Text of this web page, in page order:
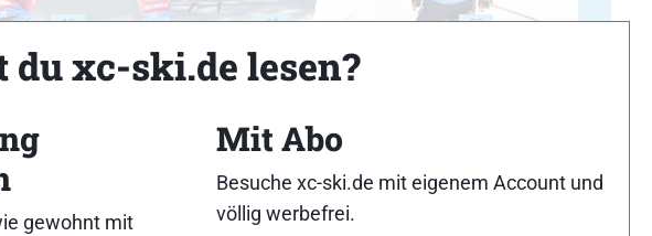
18 19 20
24 25
xc-ski.de lesen?
gewohnt mit
Mit Abo
Besuche xc-ski.de mit eigenem Account und
völlig werbefrei.